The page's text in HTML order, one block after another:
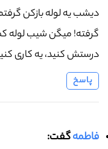
دیشب یه لوله بازکن
گرفته! میگن شیب لوله
درستش کنید، یه کاری
پاسخ
فاطمهگفت: